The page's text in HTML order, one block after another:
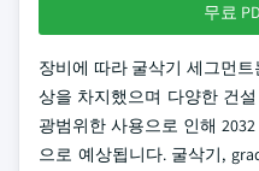
무료
장비에 따라 굴삭기 세그먼트
상을 차지했으며 다양한 건
광범위한 사용으로 인해
으로 예상됩니다. 굴삭기,